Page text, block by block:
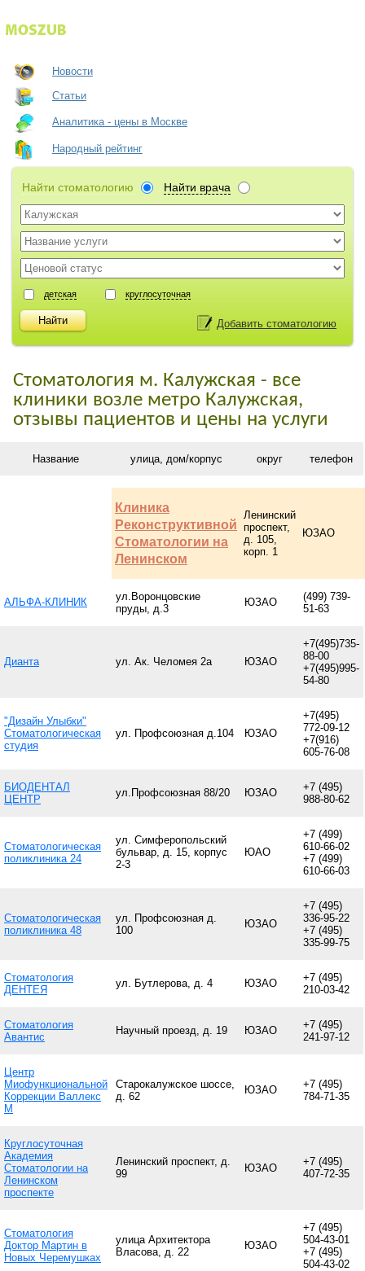
Новости
Статьи
Аналитика - цены в Москве
Народный рейтинг
Найти стоматологию Найти врача
детская круглосуточная
Добавить стоматологию
Стоматология м. Калужская - все
клиники возле метро Калужская,
отзывы пациентов и цены на услуги
Название улица, дом/корпус округ телефон
Клиника
Реконструктивной
Стоматологии на
Ленинском
Ленинский
проспект,
д. 105,
корп. 1
ЮЗАО
АЛЬФА-КЛИНИК
ул.Воронцовские
пруды, д.3
ЮЗАО
(499) 739-
51-63
Дианта ул. Ак. Челомея 2а ЮЗАО
+7(495)735-
88-00
+7(495)995-
54-80
"Дизайн Улыбки"
Стоматологическая
студия
ул. Профсоюзная д.104 ЮЗАО
+7(495)
772-09-12
+7(916)
605-76-08
БИОДЕНТАЛ
ЦЕНТР
ул.Профсоюзная 88/20 ЮЗАО
+7 (495)
988-80-62
Стоматологическая
поликлиника 24
ул. Симферопольский
бульвар, д. 15, корпус
2-3
ЮАО
+7 (499)
610-66-02
+7 (499)
610-66-03
Стоматологическая
поликлиника 48
ул. Профсоюзная д.
100
ЮЗАО
+7 (495)
336-95-22
+7 (495)
335-99-75
Стоматология
ДЕНТЕЯ
ул. Бутлерова, д. 4 ЮЗАО
+7 (495)
210-03-42
Стоматология
Авантис
Научный проезд, д. 19 ЮЗАО
+7 (495)
241-97-12
Центр
Миофункциональной
Коррекции Валлекс
М
Старокалужское шоссе,
д. 62
ЮЗАО
+7 (495)
784-71-35
Круглосуточная
Академия
Стоматологии на
Ленинском
проспекте
Ленинский проспект, д.
99
ЮЗАО
+7 (495)
407-72-35
Стоматология
Доктор Мартин в
Новых Черемушках
улица Архитектора
Власова, д. 22
ЮЗАО
+7 (495)
504-43-01
+7 (495)
504-43-02